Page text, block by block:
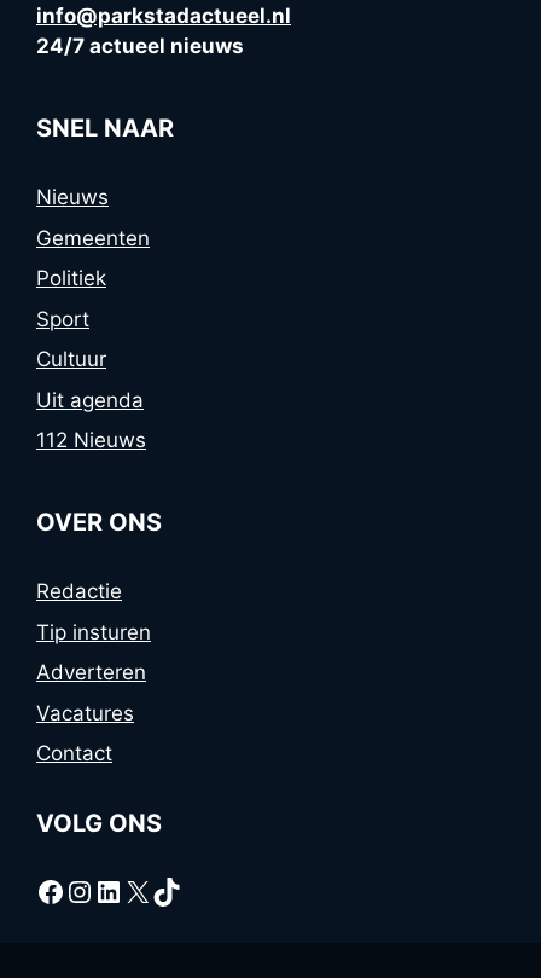
info@parkstadactueel.nl
24/7 actueel nieuws
SNEL NAAR
Nieuws
Gemeenten
Politiek
Sport
Cultuur
Uit agenda
112 Nieuws
OVER ONS
Redactie
Tip insturen
Adverteren
Vacatures
Contact
VOLG ONS
Facebook
Instagram
LinkedIn
X TikTok